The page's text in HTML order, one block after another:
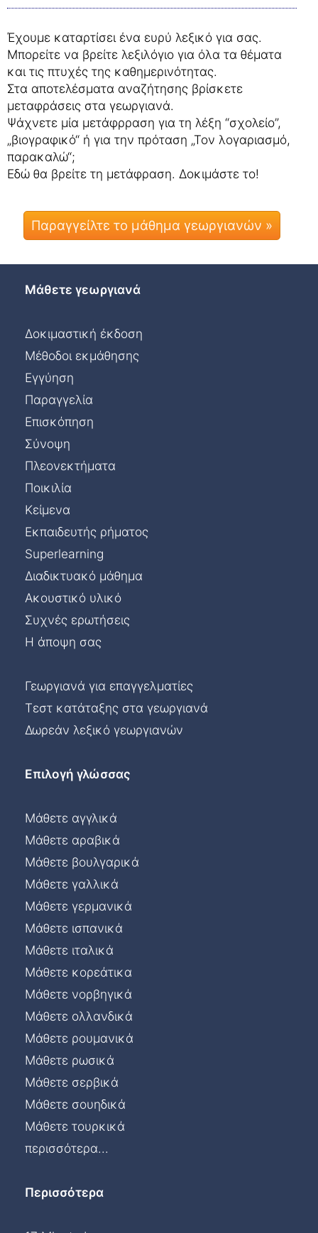
Έχουμε καταρτίσει ένα ευρύ λεξικό για σας.
Μπορείτε να βρείτε λεξιλόγιο για όλα τα θέματα
και τις πτυχές της καθημερινότητας.
Στα αποτελέσματα αναζήτησης βρίσκετε
μεταφράσεις στα γεωργιανά.
Ψάχνετε μία μετάφρραση για τη λέξη “σχολείο”,
„βιογραφικό“ ή για την πρόταση „Τον λογαριασμό,
παρακαλώ“;
Εδώ θα βρείτε τη μετάφραση. Δοκιμάστε το!
Παραγγείλτε το μάθημα γεωργιανών »
Μάθετε γεωργιανά
Δοκιμαστική έκδοση
Μέθοδοι εκμάθησης
Εγγύηση
Παραγγελία
Επισκόπηση
Σύνοψη
Πλεονεκτήματα
Ποικιλία
Κείμενα
Εκπαιδευτής ρήματος
Superlearning
Διαδικτυακό μάθημα
Ακουστικό υλικό
Συχνές ερωτήσεις
Η άποψη σας
Γεωργιανά για επαγγελματίες
Τεστ κατάταξης στα γεωργιανά
Δωρεάν λεξικό γεωργιανών
Επιλογή γλώσσας
Μάθετε αγγλικά
Μάθετε αραβικά
Μάθετε βουλγαρικά
Μάθετε γαλλικά
Μάθετε γερμανικά
Μάθετε ισπανικά
Μάθετε ιταλικά
Μάθετε κορεάτικα
Μάθετε νορβηγικά
Μάθετε ολλανδικά
Μάθετε ρουμανικά
Μάθετε ρωσικά
Μάθετε σερβικά
Μάθετε σουηδικά
Μάθετε τουρκικά
περισσότερα...
Περισσότερα